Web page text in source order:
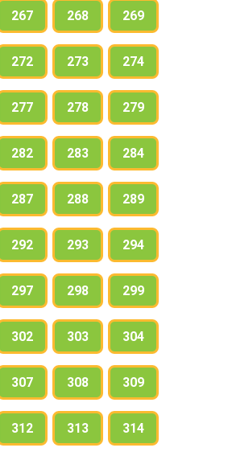
267 268 269
272 273 274
277 278 279
282 283 284
287 288 289
292 293 294
297 298 299
302 303 304
307 308 309
312 313 314